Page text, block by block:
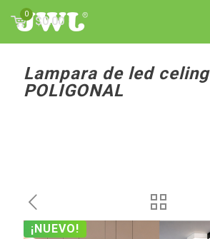
0
$0.00
Lampara de led celing
POLIGONAL
¡NUEVO!